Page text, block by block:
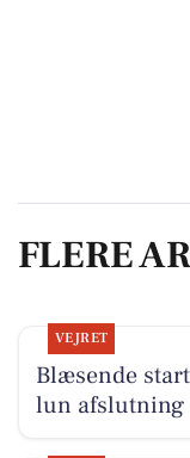
FLERE
VEJRET
Blæsende
lun afslutning